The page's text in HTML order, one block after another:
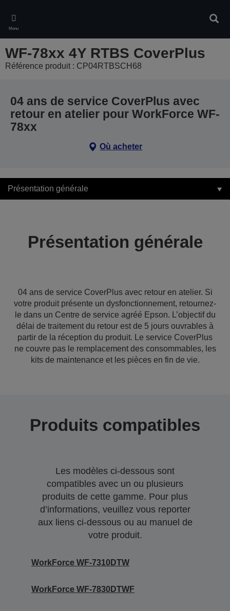
main
content
Menu
WF-78xx 4Y RTBS CoverPlus
Référence produit : CP04RTBSCH68
04 ans de service CoverPlus avec
retour en atelier pour WorkForce WF-
78xx
Où acheter
Présentation générale
Présentation générale
04 ans de service CoverPlus avec retour en atelier. Si
votre produit présente un dysfonctionnement, retournez-
le dans un Centre de service agréé Epson. L’objectif du
délai de traitement du retour est de 5 jours ouvrables à
partir de la réception du produit. Le service CoverPlus
ne couvre pas le remplacement des consommables, les
kits de maintenance et les pièces en fin de vie.
Produits compatibles
Les modèles ci-dessous sont
compatibles avec un ou plusieurs
produits de cette gamme. Pour plus
d’informations, veuillez vous reporter
aux liens ci-dessous ou au manuel de
votre produit.
WorkForce WF-7310DTW
WorkForce WF-7830DTWF